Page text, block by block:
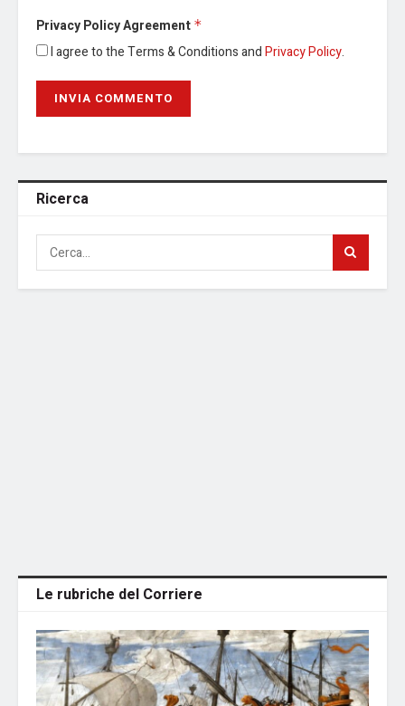
Privacy Policy Agreement *
I agree to the Terms & Conditions andPrivacy Policy.
Ricerca
Le rubriche del Corriere